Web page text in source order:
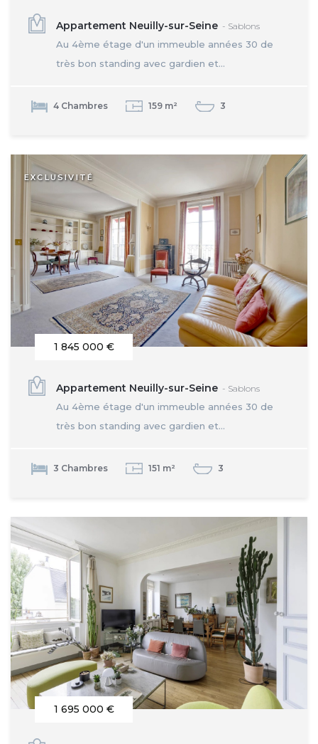
Appartement Neuilly-sur-Seine - Sablons
Au 4ème étage d'un immeuble années 30 de
très bon standing avec gardien et...
4 Chambres 159 m² 3
EXCLUSIVITÉ
1 845 000 €
Appartement Neuilly-sur-Seine - Sablons
Au 4ème étage d'un immeuble années 30 de
très bon standing avec gardien et...
3 Chambres 151 m² 3
1 695 000 €